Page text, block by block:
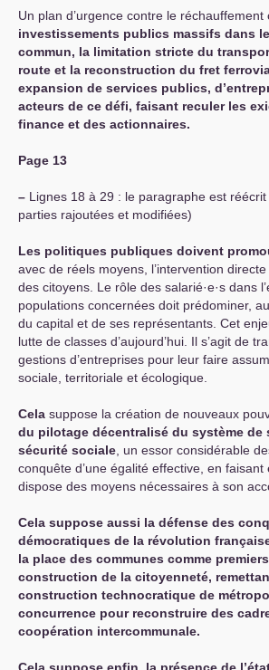
Un plan d’urgence contre le réchauffement
investissements publics massifs dans
commun, la limitation stricte du
route et la reconstruction du fret
expansion de services publics,
acteurs de ce défi, faisant reculer les
finance et des actionnaires.
Page 13
– Lignes 18 à 29 : le paragraphe est
parties rajoutées et modifiées)
Les politiques publiques doivent
avec de réels moyens, l’intervention
des citoyens. Le rôle des salarié·e·s dans
populations concernées doit prédominer,
du capital et de ses représentants. Cet
lutte de classes d’aujourd’hui. Il s’agit de
gestions d’entreprises pour leur faire
sociale, territoriale et écologique.
Cela suppose la création de nouveaux
du pilotage décentralisé du système de
sécurité sociale , un essor considérable
conquête d’une égalité effective, en
dispose des moyens nécessaires à son
Cela suppose aussi la défense des
démocratiques de la révolution
la place des communes comme
construction de la citoyenneté,
construction technocratique de
concurrence pour reconstruire des
coopération intercommunale.